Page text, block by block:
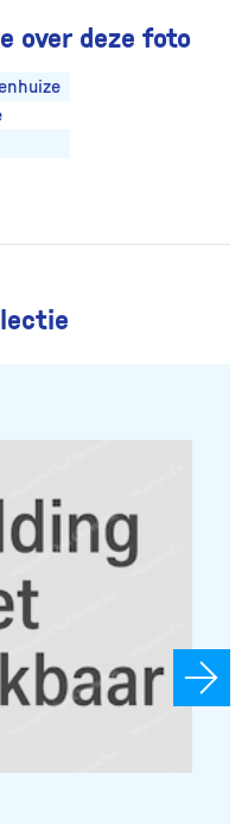
over deze foto